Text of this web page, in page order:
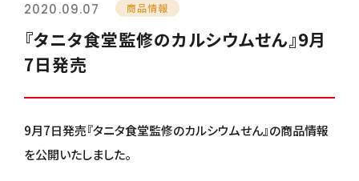
2020.09.07 商品情報
『タニタ食堂監修のカルシウムせん』9月
7日発売
9月7日発売『タニタ食堂監修のカルシウムせん』の商品情報
を公開いたしました。